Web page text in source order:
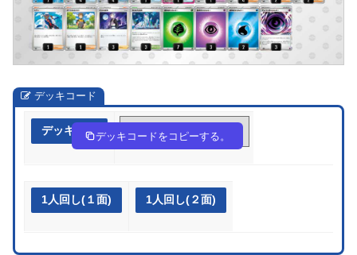
デッキコード
デッキ作成 V5Ff5F-LC9LtB-fFFbbk
デッキコードをコピーする。
1人回し(１面) 1人回し(２面)